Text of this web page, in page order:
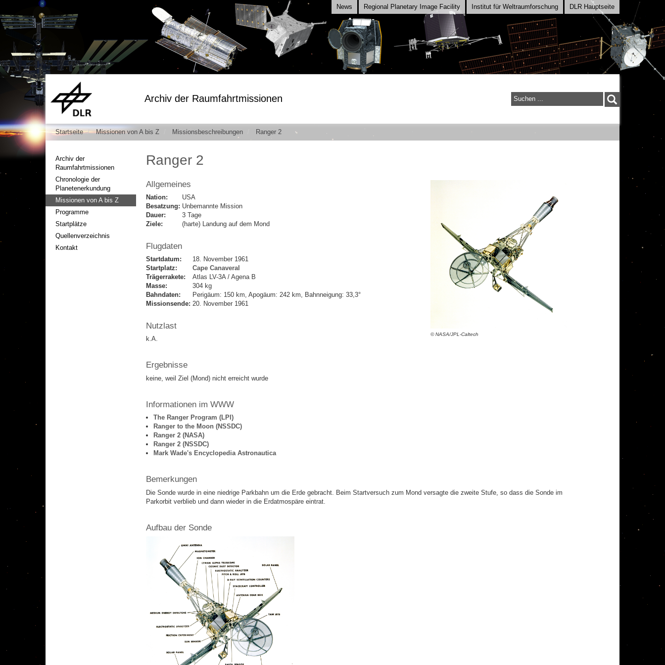
Archiv der Raumfahrtmissionen
Suchen
Startseite Missionen von A bis Z Missionsbeschreibungen Ranger 2
Archiv der
Raumfahrtmissionen
Chronologie der
Planetenerkundung
Missionen von A bis Z
Programme
Startplätze
Quellenverzeichnis
Kontakt
Ranger 2
© NASA/JPL-Caltech
Allgemeines
Nation:
USA
Besatzung: Unbemannte Mission
Dauer:
3 Tage
Ziele:
(harte) Landung auf dem Mond
Flugdaten
Startdatum:
18. November 1961
Startplatz:
Cape Canaveral
Trägerrakete:
Atlas LV-3A / Agena B
Masse:
304 kg
Bahndaten:
Perigäum: 150 km, Apogäum: 242 km, Bahnneigung: 33,3°
Missionsende: 20. November 1961
Nutzlast
k.A.
Ergebnisse
keine, weil Ziel (Mond) nicht erreicht wurde
Informationen im WWW
The Ranger Program (LPI)
Ranger to the Moon (NSSDC)
Ranger 2 (NASA)
Ranger 2 (NSSDC)
Mark Wade's Encyclopedia Astronautica
Bemerkungen
Die Sonde wurde in eine niedrige Parkbahn um die Erde gebracht. Beim Startversuch zum Mond versagte die zweite Stufe, so dass die Sonde im
Parkorbit verblieb und dann wieder in die Erdatmospäre eintrat.
Aufbau der Sonde
News Regional Planetary Image Facility Institut für Weltraumforschung DLR Hauptseite